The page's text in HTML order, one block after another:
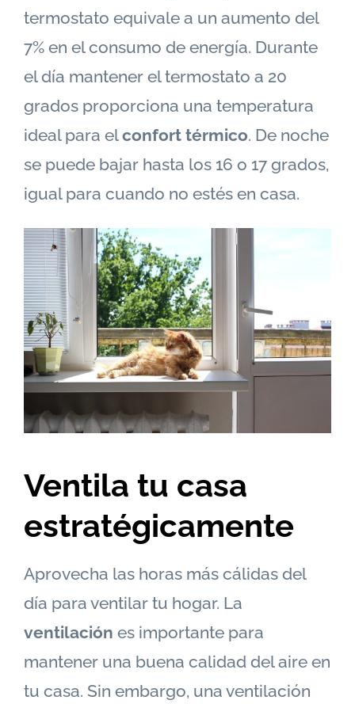
termostato equivale a un aumento del
7% en el consumo de energía. Durante
el día mantener el termostato a 20
grados proporciona una temperatura
ideal para elconfort térmico. De noche
se puede bajar hasta los 16 o 17 grados,
igual para cuando no estés en casa.
Ventila tu casa
estratégicamente
Aprovecha las horas más cálidas del
día para ventilar tu hogar. La
ventilación es importante para
mantener una buena calidad del aire en
tu casa. Sin embargo, una ventilación